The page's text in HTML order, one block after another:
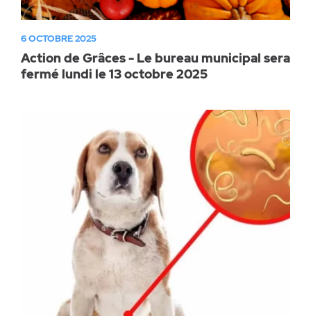
6 OCTOBRE 2025
Action de Grâces - Le bureau municipal sera
fermé lundi le 13 octobre 2025